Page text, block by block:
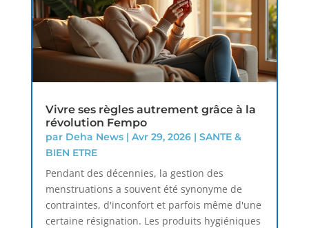
Vivre ses règles autrement grâce à la
révolution Fempo
par Deha News| Avr 29, 2026| SANTE &
BIEN ETRE
Pendant des décennies, la gestion des
menstruations a souvent été synonyme de
contraintes, d'inconfort et parfois même d'une
certaine résignation. Les produits hygiéniques